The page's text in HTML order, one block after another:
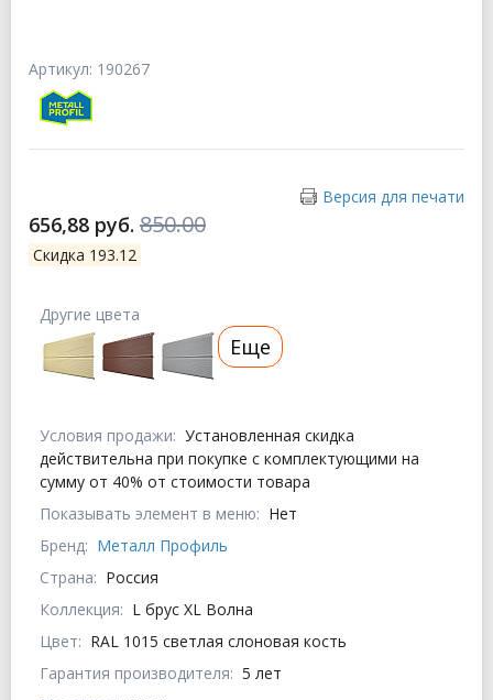
Артикул: 190267
Версия для печати
656,88 руб. 850.00
Скидка 193.12
Условия продажи: Установленная скидка
действительна при покупке с комплектующими на
сумму от 40% от стоимости товара
Показывать элемент в меню: Нет
Бренд: Металл Профиль
Страна: Россия
Коллекция: L брус XL Волна
Цвет: RAL 1015 светлая слоновая кость
Гарантия производителя: 5 лет
Другие цвета
Еще